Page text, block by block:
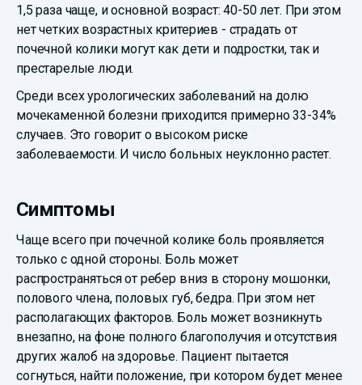
1,5 раза чаще, и основной возраст: 40-50 лет. При этом
нет четких возрастных критериев - страдать от
почечной колики могут как дети и подростки, так и
престарелые люди.
Среди всех урологических заболеваний на долю
мочекаменной болезни приходится примерно 33-34%
случаев. Это говорит о высоком риске
заболеваемости. И число больных неуклонно растет.
Симптомы
Чаще всего при почечной колике боль проявляется
только с одной стороны. Боль может
распространяться от ребер вниз в сторону мошонки,
полового члена, половых губ, бедра. При этом нет
располагающих факторов. Боль может возникнуть
внезапно, на фоне полного благополучия и отсутствия
других жалоб на здоровье. Пациент пытается
согнуться, найти положение, при котором будет менее